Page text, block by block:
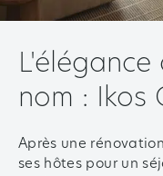
nom : Ikos
Après une
ses hôtes pour un